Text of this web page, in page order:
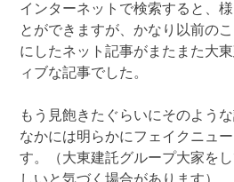
インターネットで検索すると、
とができますが、かなり以前の
にしたネット記事がまたまた大
ィブな記事でした。
もう見飽きたぐらいにそのよう
なかには明らかにフェイクニュ
す。（大東建託グループ大家を